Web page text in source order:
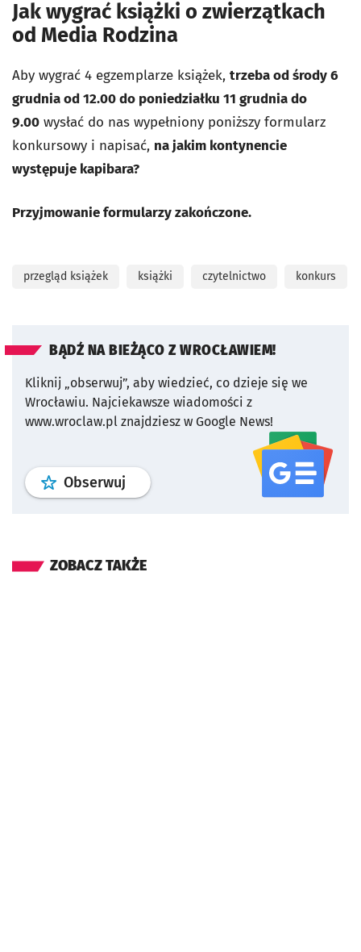
Jak wygrać książki o zwierzątkach
od Media Rodzina
Aby wygrać 4 egzemplarze książek, trzeba od środy 6
grudnia od 12.00 do poniedziałku 11 grudnia do
9.00 wysłać do nas wypełniony poniższy formularz
konkursowy i napisać, na jakim kontynencie
występuje kapibara?
Przyjmowanie formularzy zakończone.
przegląd książek książki czytelnictwo konkurs
BĄDŹ NA BIEŻĄCO Z WROCŁAWIEM!
Kliknij „obserwuj”, aby wiedzieć, co dzieje się we
Wrocławiu. Najciekawsze wiadomości z
www.wroclaw.pl znajdziesz w Google News!
Obserwuj profil serwisu
ZOBACZ TAKŻE